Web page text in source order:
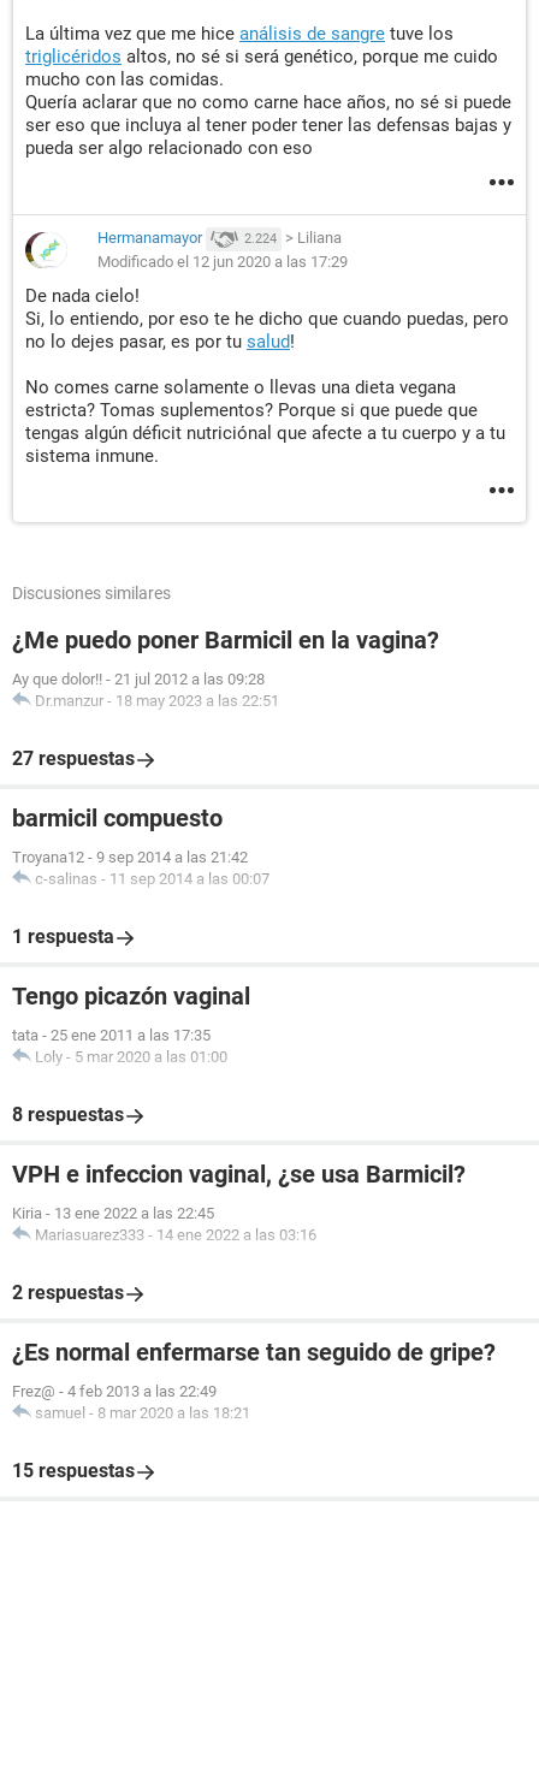
La última vez que me hice análisis de sangre tuve los
triglicéridos altos, no sé si será genético, porque me cuido
mucho con las comidas.
Quería aclarar que no como carne hace años, no sé si puede
ser eso que incluya al tener poder tener las defensas bajas y
pueda ser algo relacionado con eso
Hermanamayor 2.224 > Liliana
Modificado el 12 jun 2020 a las 17:29
De nada cielo!
Si, lo entiendo, por eso te he dicho que cuando puedas, pero
no lo dejes pasar, es por tu salud!
No comes carne solamente o llevas una dieta vegana
estricta? Tomas suplementos? Porque si que puede que
tengas algún déficit nutriciónal que afecte a tu cuerpo y a tu
sistema inmune.
Discusiones similares
¿Me puedo poner Barmicil en la vagina?
Ay que dolor!! - 21 jul 2012 a las 09:28
Dr.manzur - 18 may 2023 a las 22:51
27 respuestas
barmicil compuesto
Troyana12 - 9 sep 2014 a las 21:42
c-salinas - 11 sep 2014 a las 00:07
1 respuesta
Tengo picazón vaginal
tata - 25 ene 2011 a las 17:35
Loly - 5 mar 2020 a las 01:00
8 respuestas
VPH e infeccion vaginal, ¿se usa Barmicil?
Kiria - 13 ene 2022 a las 22:45
Mariasuarez333 - 14 ene 2022 a las 03:16
2 respuestas
¿Es normal enfermarse tan seguido de gripe?
Frez@ - 4 feb 2013 a las 22:49
samuel - 8 mar 2020 a las 18:21
15 respuestas